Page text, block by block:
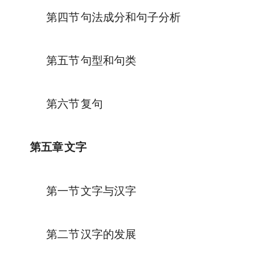
第四节句法成分和句子分析
第五节句型和句类
第六节复句
第五章文字
第一节文字与汉字
第二节汉字的发展